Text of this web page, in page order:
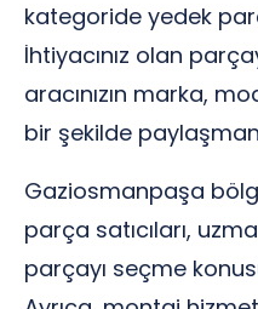
kategoride yedek
İhtiyacınız olan
aracınızın marka,
bir şekilde
Gaziosmanpaşa
parça satıcıları,
parçayı seçme